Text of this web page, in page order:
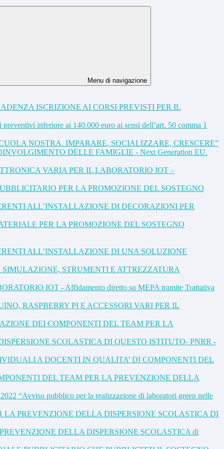
Menu di navigazione
ISCRIZIONE AI CORSI PREVISTI PER IL
inferiore ai 140.000 euro ai sensi dell’art. 50 comma 1
NOSTRA. IMPARARE, SOCIALIZZARE, CRESCERE”
DELLE FAMIGLIE - Next Generation EU.
VARIA PER IL LABORATORIO IOT –
PER LA PROMOZIONE DEL SOSTEGNO
ALL’INSTALLAZIONE DI DECORAZIONI PER
PER LA PROMOZIONE DEL SOSTEGNO
ALL’INSTALLAZIONE DI UNA SOLUZIONE
STRUMENTI E ATTREZZATURA
IOT - Affidamento diretto su MEPA tramite Trattativa
RASPBERRY PI E ACCESSORI VARI PER IL
DEI COMPONENTI DEL TEAM PER LA
SCOLASTICA DI QUESTO ISTITUTO- PNRR -
A DOCENTI IN QUALITA’ DI COMPONENTI DEL
DEL TEAM PER LA PREVENZIONE DELLA
“Avviso pubblico per la realizzazione di laboratori green nelle
PREVENZIONE DELLA DISPERSIONE SCOLASTICA DI
PREVENZIONE DELLA DISPERSIONE SCOLASTICA di